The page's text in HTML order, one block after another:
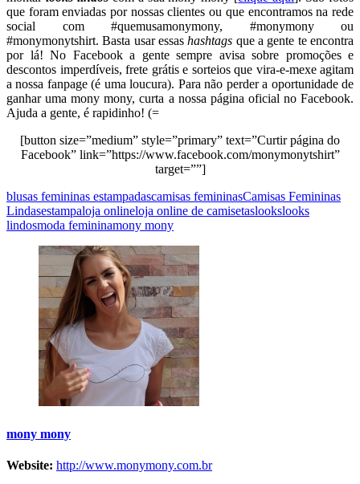
que foram enviadas por nossas clientes ou que encontramos na rede
social com #quemusamonymony, #monymony ou
#monymonytshirt. Basta usar essashashtags que a gente te encontra
por lá! No Facebook a gente sempre avisa sobre promoções e
descontos imperdíveis, frete grátis e sorteios que vira-e-mexe agitam
a nossa fanpage (é uma loucura). Para não perder a oportunidade de
ganhar uma mony mony, curta a nossa página oficial no Facebook.
Ajuda a gente, é rapidinho! (=
[button size=”medium” style=”primary” text=”Curtir página do
Facebook” link=”https://www.facebook.com/monymonytshirt”
target=””]
blusas femininas estampadascamisas femininasCamisas Femininas
Lindasestampaloja onlineloja online de camisetaslookslooks
lindosmoda femininamony mony
mony mony
Website: http://www.monymony.com.br